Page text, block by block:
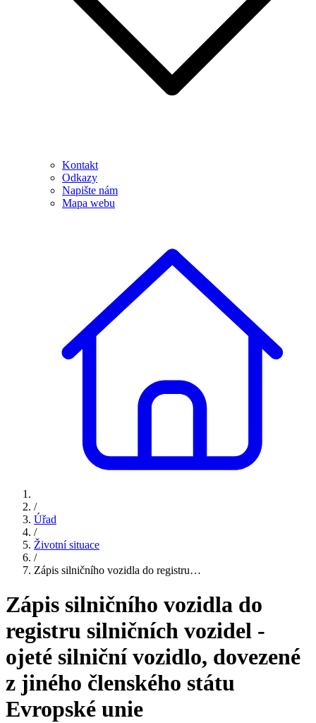
Kontakt
Odkazy
Napište nám
Mapa webu
/
Úřad
/
Životní situace
/
Zápis silničního vozidla do registru…
Zápis silničního vozidla do
registru silničních vozidel -
ojeté silniční vozidlo, dovezené
z jiného členského státu
Evropské unie